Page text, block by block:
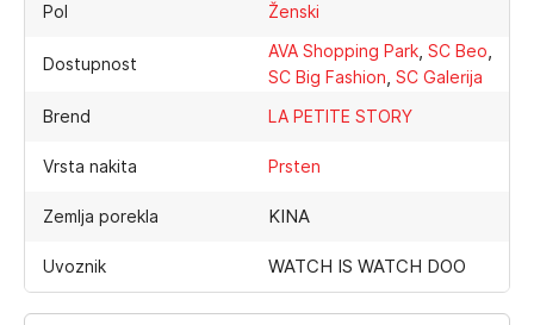
Pol Ženski
Dostupnost
AVA Shopping Park, SC Beo,
SC Big Fashion, SC Galerija
Brend LA PETITE STORY
Vrsta nakita Prsten
Zemlja porekla KINA
Uvoznik WATCH IS WATCH DOO